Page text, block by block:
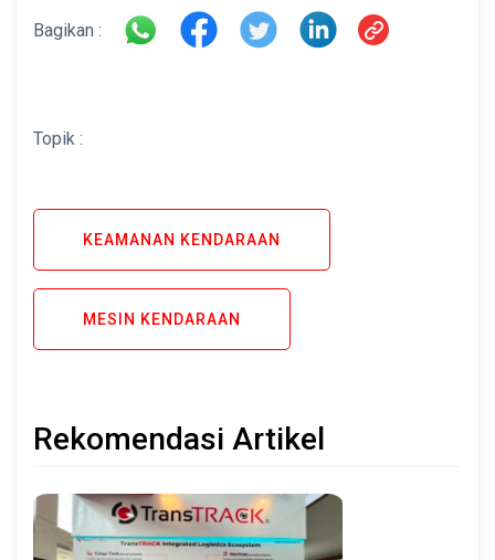
Bagikan :
Topik :
KEAMANAN KENDARAAN
MESIN KENDARAAN
Rekomendasi Artikel